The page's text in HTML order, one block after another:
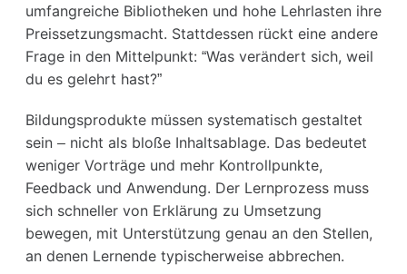
umfangreiche Bibliotheken und hohe Lehrlasten ihre
Preissetzungsmacht. Stattdessen rückt eine andere
Frage in den Mittelpunkt: “Was verändert sich, weil
du es gelehrt hast?”
Bildungsprodukte müssen systematisch gestaltet
sein – nicht als bloße Inhaltsablage. Das bedeutet
weniger Vorträge und mehr Kontrollpunkte,
Feedback und Anwendung. Der Lernprozess muss
sich schneller von Erklärung zu Umsetzung
bewegen, mit Unterstützung genau an den Stellen,
an denen Lernende typischerweise abbrechen.